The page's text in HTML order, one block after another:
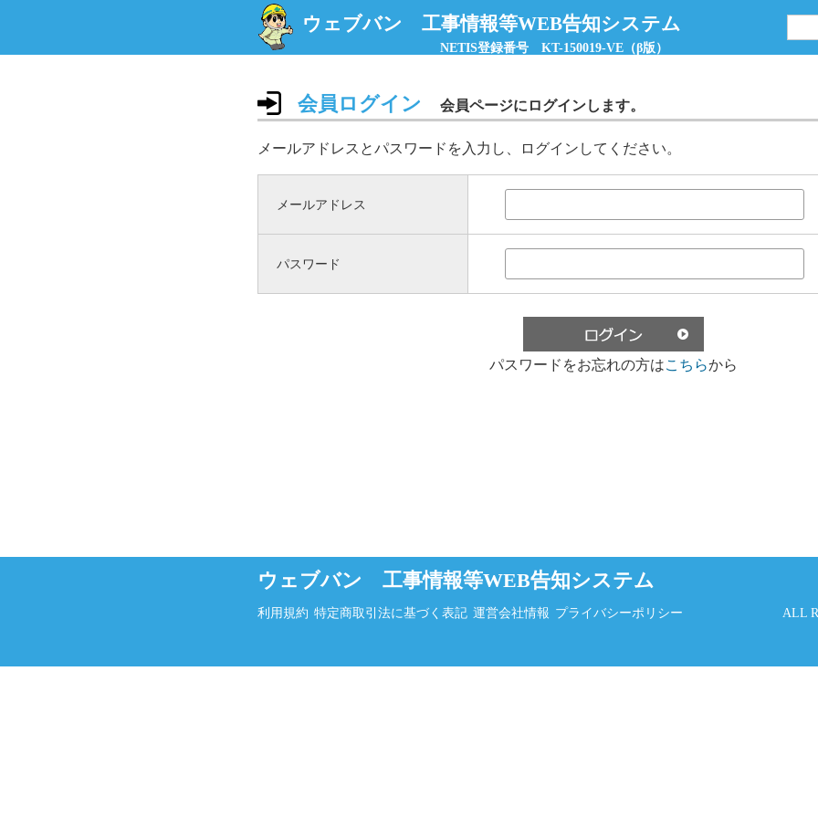
NETIS登録番号 KT-150019-VE（β版）
ウェブバン 工事情報等WEB告知システム
会員ログイン 会員ページにログインします。
メールアドレスとパスワードを入力し、ログインしてください。
メールアドレス
パスワード
パスワードをお忘れの方はこちらから
ウェブバン 工事情報等WEB告知システム
利用規約 特定商取引法に基づく表記 運営会社情報 プライバシーポリシー ALL